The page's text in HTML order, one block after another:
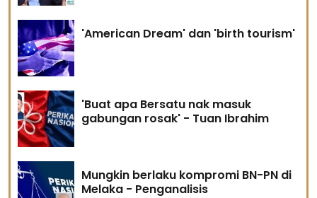
'American Dream' dan 'birth tourism'
'Buat apa Bersatu nak masuk
gabungan rosak' - Tuan Ibrahim
Mungkin berlaku kompromi BN-PN di
Melaka - Penganalisis